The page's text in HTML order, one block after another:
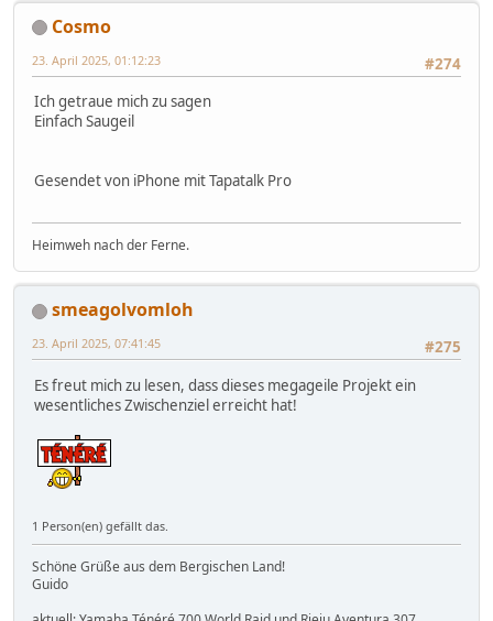
Cosmo
#274
23. April 2025, 01:12:23
Ich getraue mich zu sagen
Einfach Saugeil
Gesendet von iPhone mit Tapatalk Pro
Heimweh nach der Ferne.
smeagolvomloh
#275
23. April 2025, 07:41:45
Es freut mich zu lesen, dass dieses megageile Projekt ein
wesentliches Zwischenziel erreicht hat!
1 Person(en) gefällt das.
Schöne Grüße aus dem Bergischen Land!
Guido